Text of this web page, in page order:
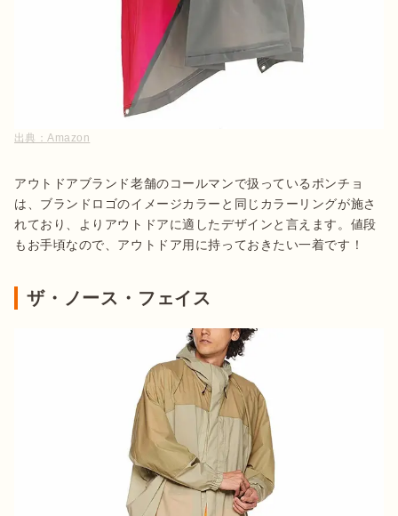
出典：Amazon
アウトドアブランド老舗のコールマンで扱っているポンチョ
は、ブランドロゴのイメージカラーと同じカラーリングが施さ
れており、よりアウトドアに適したデザインと言えます。値段
もお手頃なので、アウトドア用に持っておきたい一着です！
ザ・ノース・フェイス